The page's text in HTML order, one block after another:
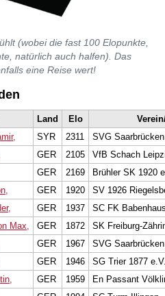
(wobei die fast 100 Elopunkte,
natürlich auch halfen). Das
eine Reise wert!
Land Elo
SYR 2311
SVG
GER 2105
VfB Schach
GER 2169
Brühler SK 1920
GER 1920
SV 1926
GER 1937
SC FK
Max, GER 1872
SK Freiburg-
GER 1967
SVG
GER 1946
SG Trier 1877
GER 1959
En Passant